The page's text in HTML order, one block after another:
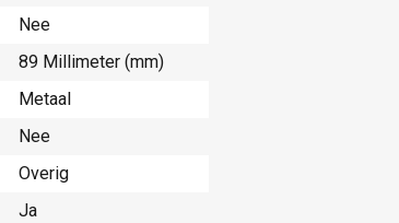
Nee
89 Millimeter (mm)
Metaal
Nee
Overig
Ja